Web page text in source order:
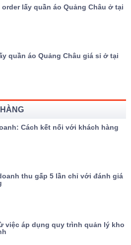
lấy quần áo Quảng Châu ở tại
quần áo Quảng Châu giá sỉ ở tại
Cách kết nối với khách hàng
thu gấp 5 lần chỉ với đánh giá
việc áp dụng quy trình quản lý kho